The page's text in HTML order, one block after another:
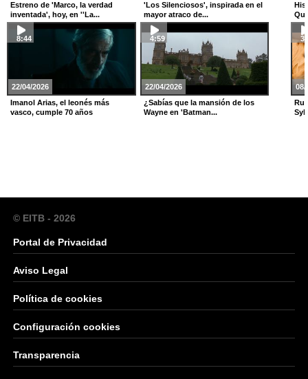
Estreno de 'Marco, la verdad
inventada', hoy, en ''La...
'Los Silenciosos', inspirada en el
mayor atraco de...
22/04/2026
8:44
Imanol Arias, el leonés más
vasco, cumple 70 años
22/04/2026
4:59
¿Sabías que la mansión de los
Wayne en 'Batman...
08/
© EITB - 2026
Portal de Privacidad
Aviso Legal
Política de cookies
Configuración cookies
Transparencia